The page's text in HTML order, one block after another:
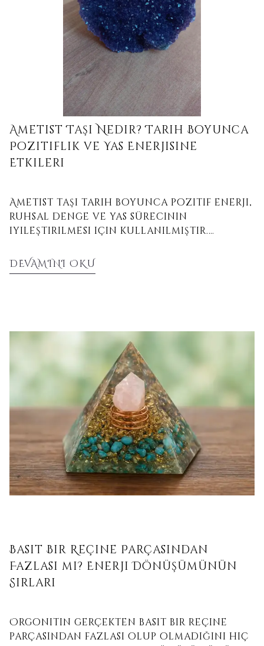
Ametist Taşı Nedir? Tarih Boyunca
Pozitiflik ve Yas Enerjisine
Etkileri
Ametist taşı tarih boyunca pozitif enerji,
ruhsal denge ve yas sürecinin
iyileştirilmesi için kullanılmıştır.
günümüze keşfedin.
DEVAMINI OKU
Basit Bir Reçine Parçasından
Fazlası mı? Enerji Dönüşümünün
Sırları
Orgonitin gerçekten basit bir reçine
parçasından fazlası olup olmadığını hiç